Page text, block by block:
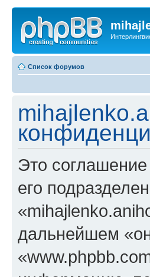
Список форумов
Это
его
дальнейшем